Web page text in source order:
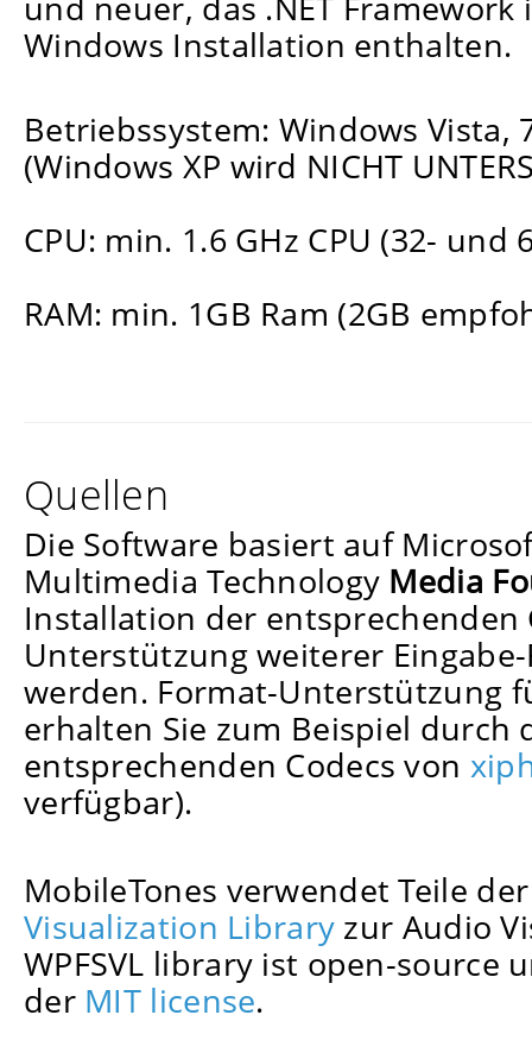
Windows Installation enthalten.
Betriebssystem: Windows Vista,
(Windows XP wird NICHT
CPU: min. 1.6 GHz CPU (32-
RAM: min. 1GB Ram (2GB
Quellen
Die Software basiert auf
Multimedia Technology Media
Installation der entsprechenden
Unterstützung weiterer
werden. Format-Unterstützung
erhalten Sie zum Beispiel durch
entsprechenden Codecs von
verfügbar).
MobileTones verwendet Teile
Visualization Library zur Audio
WPFSVL library ist open-
der MIT license.